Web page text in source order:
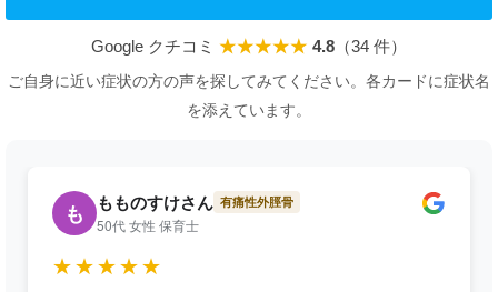
Google クチコミ ★★★★★ 4.8 （34 件）
ご自身に近い症状の方の声を探してみてください。各カードに症状名
を添えています。
も もものすけさん 有痛性外脛骨
50代 女性 保育士
★★★★★